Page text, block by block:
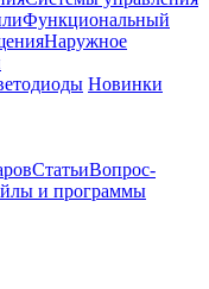
Функциональный
Наружное
Новинки
СтатьиВопрос-
и программы